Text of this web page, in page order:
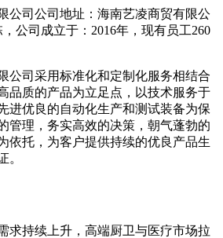
公司公司地址：海南艺凌商贸有限公
公司成立于：2016年，现有员工260
公司采用标准化和定制化服务相结合
品质的产品为立足点，以技术服务于
进优良的自动化生产和测试装备为保
管理，务实高效的决策，朝气蓬勃的
依托，为客户提供持续的优良产品生
。
求持续上升，高端厨卫与医疗市场拉